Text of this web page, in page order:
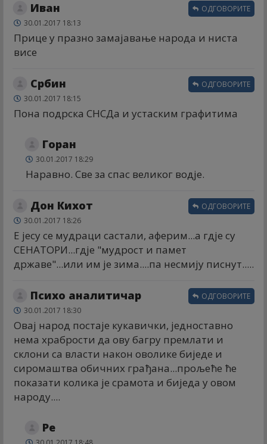
Иван
30.01.2017 18:13
Прице у празно замајавање народа и ниста
висе
ОДГОВОРИТЕ
Србин
30.01.2017 18:15
Пона подрска СНСДа и устаским графитима
ОДГОВОРИТЕ
Горан
30.01.2017 18:29
Наравно. Све за спас великог водје.
Дон Кихот
30.01.2017 18:26
Е јесу се мудраци састали, аферим...а гдје су
СЕНАТОРИ...гдје "мудрост и памет
државе"...или им је зима....па несмију писнут.....
ОДГОВОРИТЕ
Психо аналитичар
30.01.2017 18:30
Овај народ постаје кукавички, једноставно
нема храбрости да ову багру премлати и
склони са власти након оволике биједе и
сиромаштва обичних грађана...прољеће ће
показати колика је срамота и биједа у овом
народу....
ОДГОВОРИТЕ
Ре